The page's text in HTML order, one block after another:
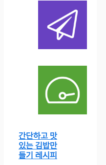
간단하고 맛
있는 김밥만
들기 레시피